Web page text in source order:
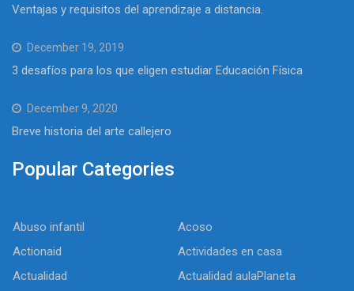
Ventajas y requisitos del aprendizaje a distancia.
December 19, 2019
3 desafíos para los que eligen estudiar Educación Física
December 9, 2020
Breve historia del arte callejero
Popular Categories
Abuso infantil
Acoso
Actionaid
Actividades en casa
Actualidad
Actualidad aulaPlaneta